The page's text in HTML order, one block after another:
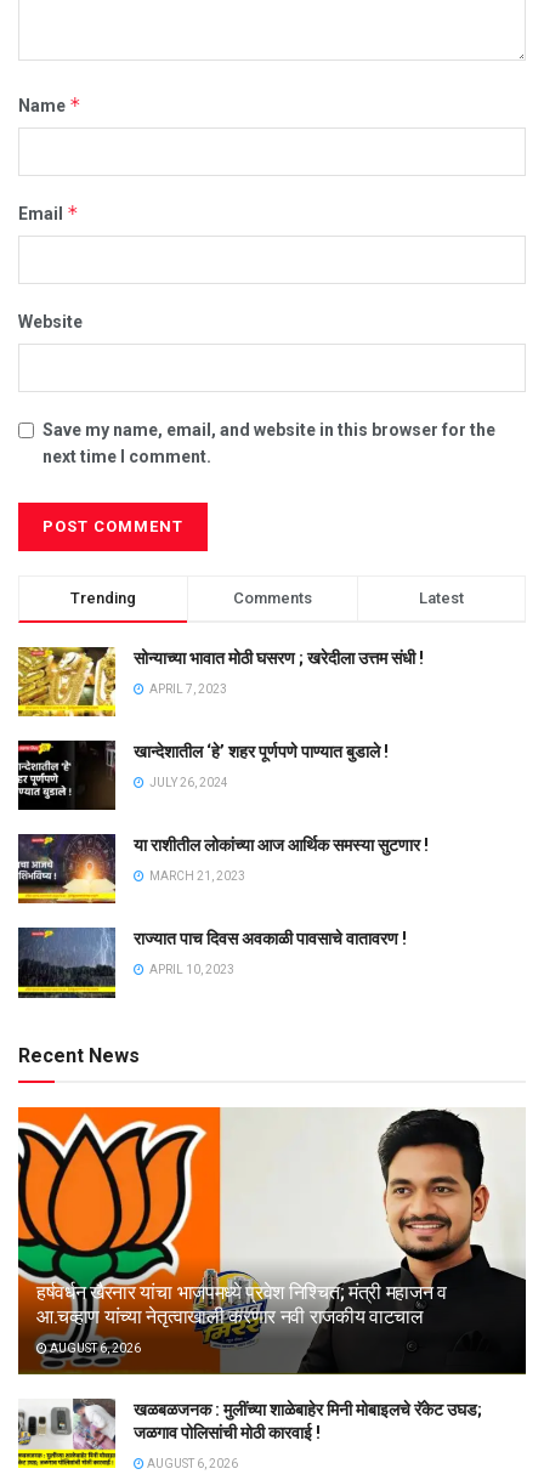
Name *
Email *
Website
Save my name, email, and website in this browser for the
next time I comment.
Trending Comments Latest
सोन्याच्या भावात मोठी घसरण ; खरेदीला उत्तम संधी !
APRIL 7, 2023
खान्देशातील ‘हे’ शहर पूर्णपणे पाण्यात बुडाले !
JULY 26, 2024
या राशीतील लोकांच्या आज आर्थिक समस्या सुटणार !
MARCH 21, 2023
राज्यात पाच दिवस अवकाळी पावसाचे वातावरण !
APRIL 10, 2023
Recent News
हर्षवर्धन खैरनार यांचा भाजपमध्ये प्रवेश निश्चित; मंत्री महाजन व
आ.चव्हाण यांच्या नेतृत्वाखाली करणार नवी राजकीय वाटचाल
AUGUST 6, 2026
खळबळजनक : मुलींच्या शाळेबाहेर मिनी मोबाइलचे रॅकेट उघड;
जळगाव पोलिसांची मोठी कारवाई !
AUGUST 6, 2026